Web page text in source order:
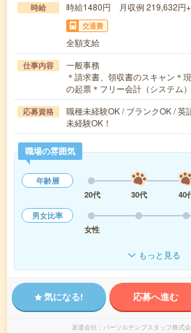
時給 時給1480円 月収例 219,632円
交通費
全額支給
仕事内容
一般事務
＊請求書、領収書のスキャン＊
の起票＊フリー会計（システム
応募資格
職種未経験OK / ブランクOK / 英
未経験OK！
職場の雰囲気
年齢層
20代
30代 40
男女比率
女性
もっと見る
気になる! 応募へ進む
派遣会社 パーソルテンプスタッフ株式